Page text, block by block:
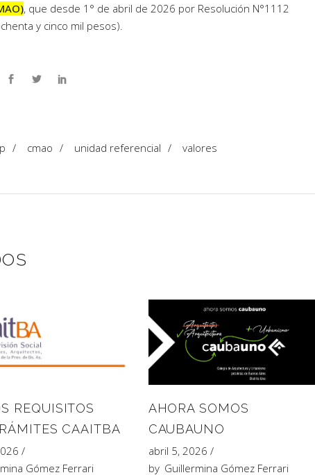
, que desde 1° de abril de 2026 por Resolución N°1112
y cinco mil pesos).
/ cmao / unidad referencial / valores
REQUISITOS
CAAITBA
Gómez Ferrari
AHORA SOMOS
CAUBAUNO
abril 5, 2026
by Guillermina Gómez Ferrari